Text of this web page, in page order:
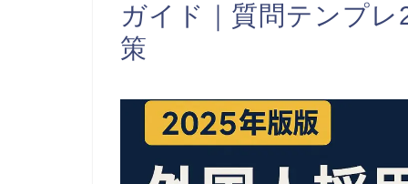
ガイド｜質問テンプ
策